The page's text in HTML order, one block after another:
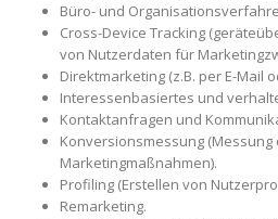
Büro- und
Cross-Device Tracking
von Nutzerdaten für
Direktmarketing (z.B. per E-Mail
Interessenbasiertes und
Kontaktanfragen und
Konversionsmessung
Marketingmaßnahmen).
Profiling (Erstellen von
Remarketing.